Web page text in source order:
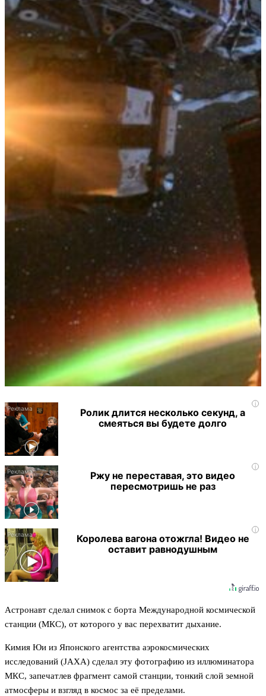
i
Ролик длится несколько секунд, а
смеяться вы будете долго
i
Ржу не переставая, это видео
пересмотришь не раз
i
Королева вагона отожгла! Видео не
оставит равнодушным
Астронавт сделал снимок с борта Международной космической
станции (МКС), от которого у вас перехватит дыхание.
Кимия Юи из Японского агентства аэрокосмических
исследований (JAXA) сделал эту фотографию из иллюминатора
МКС, запечатлев фрагмент самой станции, тонкий слой земной
атмосферы и взгляд в космос за её пределами.